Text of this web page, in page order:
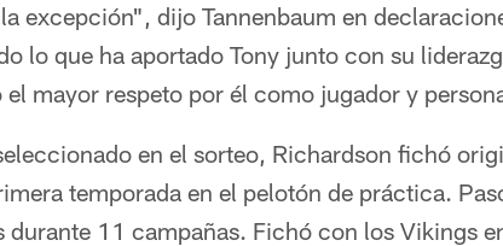
excepción", dijo Tannenbaum en
lo que ha aportado Tony junto con su
mayor respeto por él como jugador y
en el sorteo, Richardson fichó
temporada en el pelotón de práctica.
11 campañas. Fichó con los Vikings